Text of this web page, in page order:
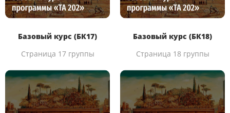
Базовый курс (БК17)
Страница 17 группы
Базовый курс (БК18)
Страница 18 группы